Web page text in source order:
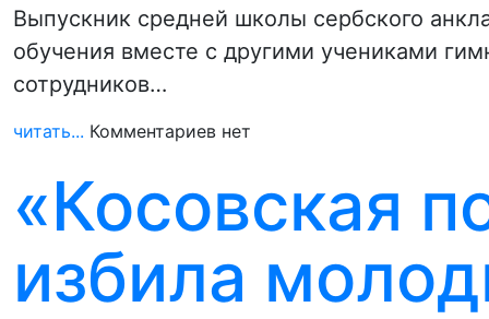
Выпускник средней школы сербского
обучения вместе с другими учениками
сотрудников…
читать... Комментариев нет
«Косовская
избила